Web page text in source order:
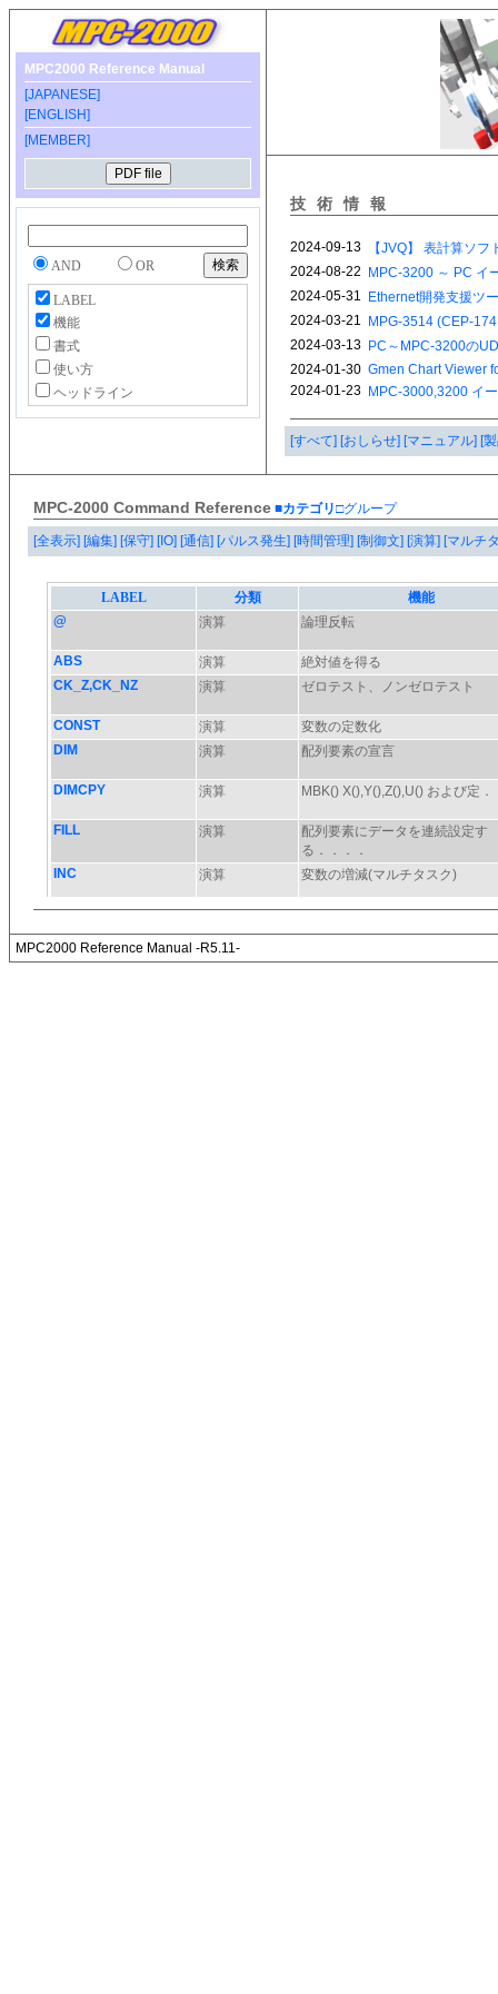
MPC2000 Reference Manual
[JAPANESE]
[ENGLISH]
[MEMBER]
AND OR
LABEL
機能
書式
使い方
ヘッドライン
技術情報
[すべて] [おしらせ] [マニュアル] [
MPC-2000 Command Reference ■カテゴリ□グループ
[全表示] [編集] [保守] [IO] [通信] [パルス発生] [時間管理] [制御文] [演算] [マルチ
MPC2000 Reference Manual -R5.11-